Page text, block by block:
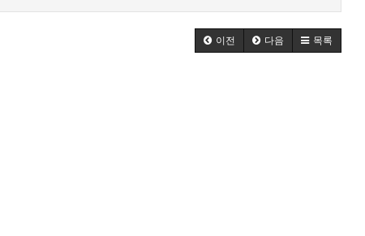
이전 다음 목록